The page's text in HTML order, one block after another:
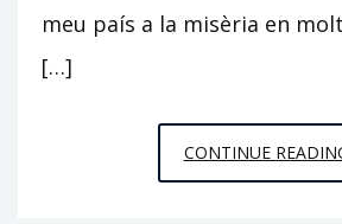
meu país a la misèria en
[…]
CONTINUE